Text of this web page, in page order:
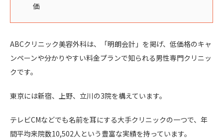
価
ABCクリニック美容外科は、「明朗会計」を掲げ、低価格のキャ
ンペーンや分かりやすい料金プランで知られる男性専門クリニッ
クです。
東京には新宿、上野、立川の3院を構えています。
テレビCMなどでも名前を耳にする大手クリニックの一つで、年
間平均来院数10,502人という豊富な実績を持っています。